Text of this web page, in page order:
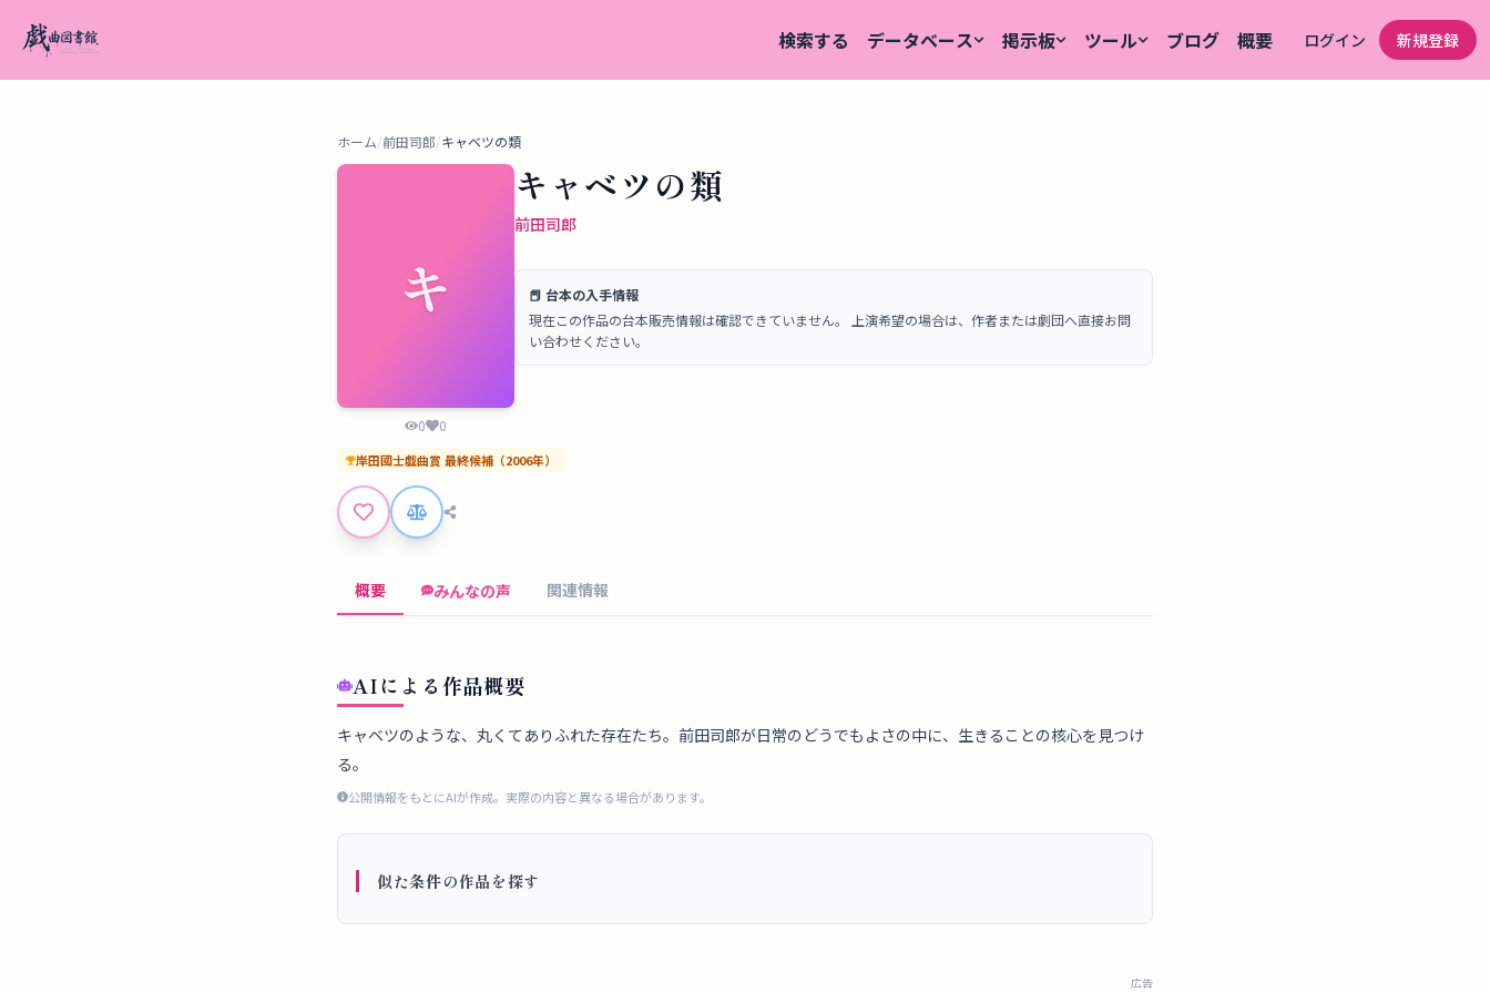
検索する データベース 掲示板 ツール ブログ 概要 ログイン 新規登録
ホーム/前田司郎/キャベツの類
キ
0 0
キャベツの類
前田司郎
📕 台本の入手情報
現在この作品の台本販売情報は確認できていません。 上演希望の場合は、作者または劇団へ直接お問
い合わせください。
岸田國士戯曲賞 最終候補 （2006年）
概要 みんなの声 関連情報
AIによる作品概要
キャベツのような、丸くてありふれた存在たち。前田司郎が日常のどうでもよさの中に、生きることの核心を見つけ
る。
公開情報をもとにAIが作成。実際の内容と異なる場合があります。
似た条件の作品を探す
広告